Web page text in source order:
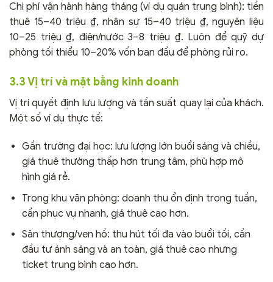
Chi phí vận hành hàng tháng (ví dụ quán trung bình): tiền
thuê 15–40 triệu ₫, nhân sự 15–40 triệu ₫, nguyên liệu
10–25 triệu ₫, điện/nước 3–8 triệu ₫. Luôn để quỹ dự
phòng tối thiểu 10–20% vốn ban đầu để phòng rủi ro.
3.3 Vị trí và mặt bằng kinh doanh
Vị trí quyết định lưu lượng và tần suất quay lại của khách.
Một số ví dụ thực tế:
Gần trường đại học: lưu lượng lớn buổi sáng và chiều,
giá thuê thường thấp hơn trung tâm, phù hợp mô
hình giá rẻ.
Trong khu văn phòng: doanh thu ổn định trong tuần,
cần phục vụ nhanh, giá thuê cao hơn.
Sân thượng/ven hồ: thu hút tối đa vào buổi tối, cần
đầu tư ánh sáng và an toàn, giá thuê cao nhưng
ticket trung bình cao hơn.